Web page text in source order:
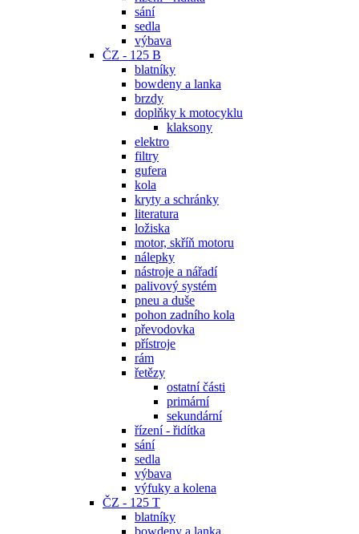
sání
sedla
výbava
ČZ - 125 B
blatníky
bowdeny a lanka
brzdy
doplňky k motocyklu
klaksony
elektro
filtry
gufera
kola
kryty a schránky
literatura
ložiska
motor, skříň motoru
nálepky
nástroje a nářadí
palivový systém
pneu a duše
pohon zadního kola
převodovka
přístroje
rám
řetězy
ostatní části
primární
sekundární
řízení - řidítka
sání
sedla
výbava
výfuky a kolena
ČZ - 125 T
blatníky
bowdeny a lanka